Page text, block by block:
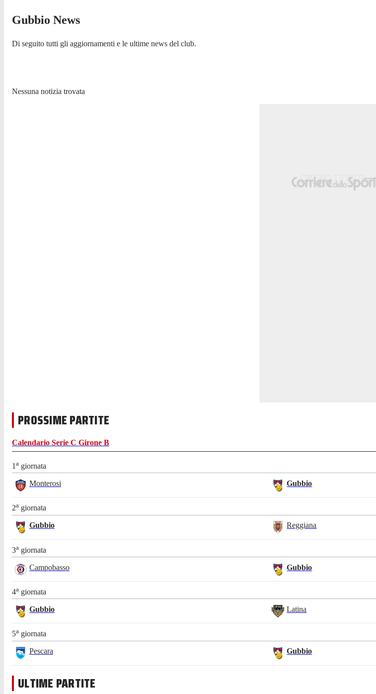
Gubbio News
Di seguito tutti gli aggiornamenti e le ultime news del club.
Nessuna notizia trovata
PROSSIME PARTITE
Calendario Serie C Girone B
1a giornata
Monterosi Gubbio
2a giornata
Gubbio Reggiana
3a giornata
Campobasso Gubbio
4a giornata
Gubbio Latina
5a giornata
Pescara Gubbio
ULTIME PARTITE